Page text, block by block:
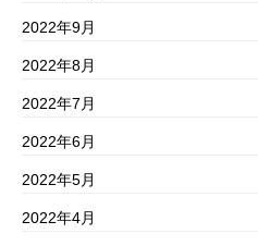
2022年9月
2022年8月
2022年7月
2022年6月
2022年5月
2022年4月